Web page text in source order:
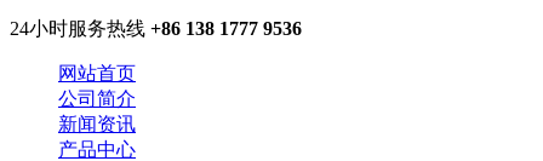
24小时服务热线 +86 138 1777 9536
网站首页
公司简介
新闻资讯
产品中心